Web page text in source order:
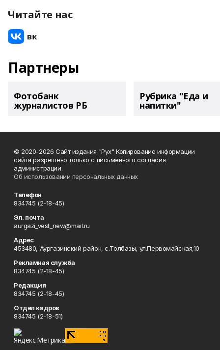
Читайте нас
Партнеры
Фотобанк
журналистов РБ
Рубрика "Еда и
напитки"
© 2020-2026 Сайт издания "Рух" Копирование информации
сайта разрешено только с письменного согласия
администрации.
Об использовании персональных данных
Телефон
834745 (2-18-45)
Эл. почта
aurgazi_vest_new@mail.ru
Адрес
453480, Аургазинский район, с.Толбазы, ул.Первомайская,10
Рекламная служба
834745 (2-18-45)
Редакция
834745 (2-18-45)
Отдел кадров
834745 (2-18-51)